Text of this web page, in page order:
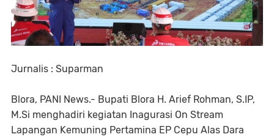
Jurnalis : Suparman
Blora, PANI News.- Bupati Blora H. Arief Rohman, S.IP,
M.Si menghadiri kegiatan Inagurasi On Stream
Lapangan Kemuning Pertamina EP Cepu Alas Dara